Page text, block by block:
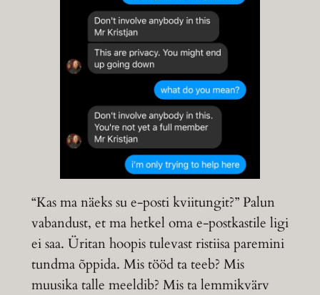
“Kas ma näeks su e-posti kviitungit?” Palun
vabandust, et ma hetkel oma e-postkastile ligi
ei saa. Üritan hoopis tulevast ristiisa paremini
tundma õppida. Mis tööd ta teeb? Mis
muusika talle meeldib? Mis ta lemmikvärv